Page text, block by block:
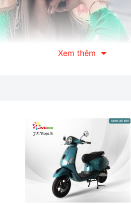
Xem thêm